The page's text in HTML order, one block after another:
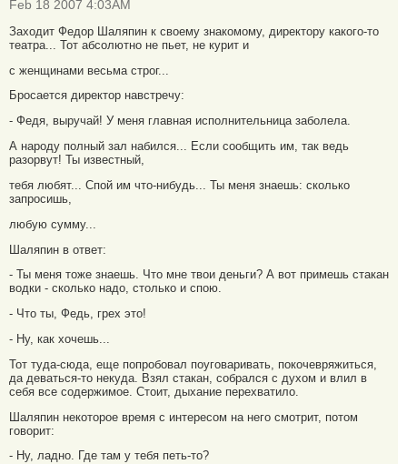
Feb 18 2007 4:03AM
Заходит Федор Шаляпин к своему знакомому, директору какого-то
театра... Тот абсолютно не пьет, не курит и
с женщинами весьма строг...
Бросается директор навстречу:
- Федя, выручай! У меня главная исполнительница заболела.
А народу полный зал набился... Если сообщить им, так ведь
разорвут! Ты известный,
тебя любят... Спой им что-нибудь... Ты меня знаешь: сколько
запросишь,
любую сумму...
Шаляпин в ответ:
- Ты меня тоже знаешь. Что мне твои деньги? А вот примешь стакан
водки - сколько надо, столько и спою.
- Что ты, Федь, грех это!
- Ну, как хочешь...
Тот туда-сюда, еще попробовал поуговаривать, покочевряжиться,
да деваться-то некуда. Взял стакан, собрался с духом и влил в
себя все содержимое. Стоит, дыхание перехватило.
Шаляпин некоторое время с интересом на него смотрит, потом
говорит:
- Ну, ладно. Где там у тебя петь-то?